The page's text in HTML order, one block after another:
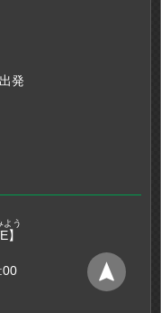
発
よう
】
navigation